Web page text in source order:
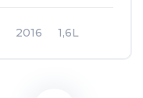
2016
1,6L